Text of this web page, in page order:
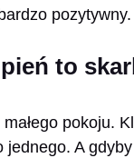
pozytywny.
to
pokoju.
A